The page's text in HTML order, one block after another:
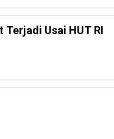
Terjadi Usai HUT RI